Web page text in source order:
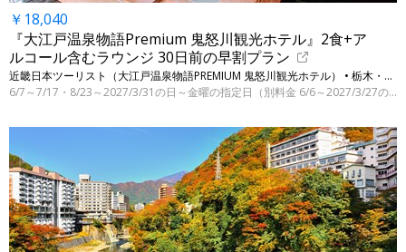
￥18,040
『大江戸温泉物語Premium 鬼怒川観光ホテル』2食+ア
ルコール含むラウンジ 30日前の早割プラン
近畿日本ツーリスト（大江戸温泉物語PREMIUM 鬼怒川観光ホテル） • 栃木・日光（鬼怒川温泉）
6/7～7/17・8/23～2027/3/31の日～金曜の指定日（別料金 6/6～2027/3/27の指定日）
←